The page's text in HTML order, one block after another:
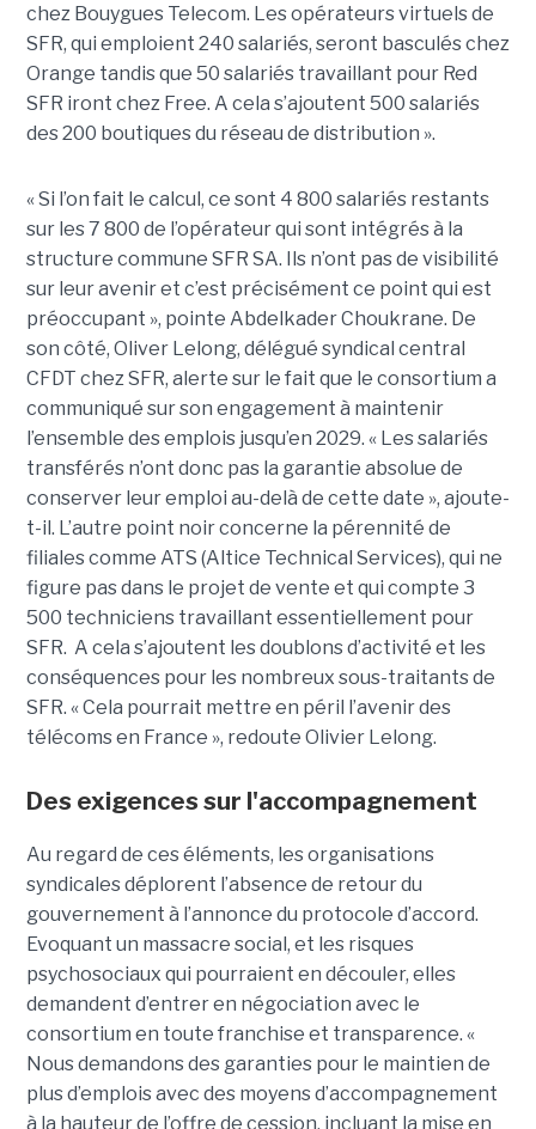
chez Bouygues Telecom. Les opérateurs virtuels de
SFR, qui emploient 240 salariés, seront basculés chez
Orange tandis que 50 salariés travaillant pour Red
SFR iront chez Free. A cela s’ajoutent 500 salariés
des 200 boutiques du réseau de distribution ».
« Si l’on fait le calcul, ce sont 4 800 salariés restants
sur les 7 800 de l’opérateur qui sont intégrés à la
structure commune SFR SA. Ils n’ont pas de visibilité
sur leur avenir et c’est précisément ce point qui est
préoccupant », pointe Abdelkader Choukrane. De
son côté, Oliver Lelong, délégué syndical central
CFDT chez SFR, alerte sur le fait que le consortium a
communiqué sur son engagement à maintenir
l’ensemble des emplois jusqu’en 2029. « Les salariés
transférés n’ont donc pas la garantie absolue de
conserver leur emploi au-delà de cette date », ajoute-
t-il. L’autre point noir concerne la pérennité de
filiales comme ATS (Altice Technical Services), qui ne
figure pas dans le projet de vente et qui compte 3
500 techniciens travaillant essentiellement pour
SFR. A cela s’ajoutent les doublons d’activité et les
conséquences pour les nombreux sous-traitants de
SFR. « Cela pourrait mettre en péril l’avenir des
télécoms en France », redoute Olivier Lelong.
Des exigences sur l'accompagnement
Au regard de ces éléments, les organisations
syndicales déplorent l’absence de retour du
gouvernement à l’annonce du protocole d’accord.
Evoquant un massacre social, et les risques
psychosociaux qui pourraient en découler, elles
demandent d’entrer en négociation avec le
consortium en toute franchise et transparence. «
Nous demandons des garanties pour le maintien de
plus d’emplois avec des moyens d’accompagnement
à la hauteur de l’offre de cession, incluant la mise en